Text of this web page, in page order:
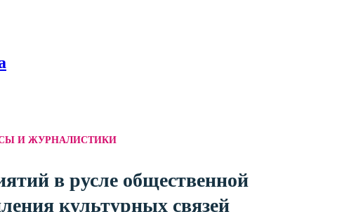
И ЖУРНАЛИСТИКИ
в русле общественной
культурных связей